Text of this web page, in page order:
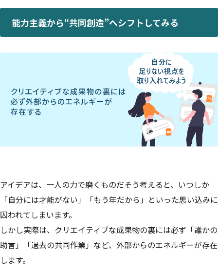
能力主義から“共同創造”へシフトしてみる
アイデアは、一人の力で磨くものだ――そう考えると、いつしか
「自分には才能がない」「もう年だから」といった思い込みに
囚われてしまいます。
しかし実際は、クリエイティブな成果物の裏には必ず「誰かの
助言」「過去の共同作業」など、外部からのエネルギーが存在
します。